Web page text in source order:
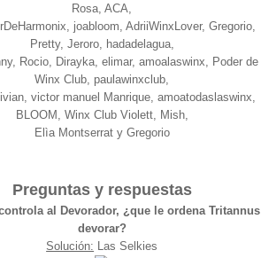
Rosa, ACA,
joabloom, AdriiWinxLover, Gregorio,
Pretty, Jeroro, hadadelagua,
Rocio, Dirayka, elimar, amoalaswinx, Poder de
Winx Club, paulawinxclub,
victor manuel Manrique, amoatodaslaswinx,
BLOOM, Winx Club Violett, Mish,
Elìa Montserrat y Gregorio
Preguntas y respuestas
al Devorador, ¿que le ordena Tritannus
devorar?
Solución: Las Selkies